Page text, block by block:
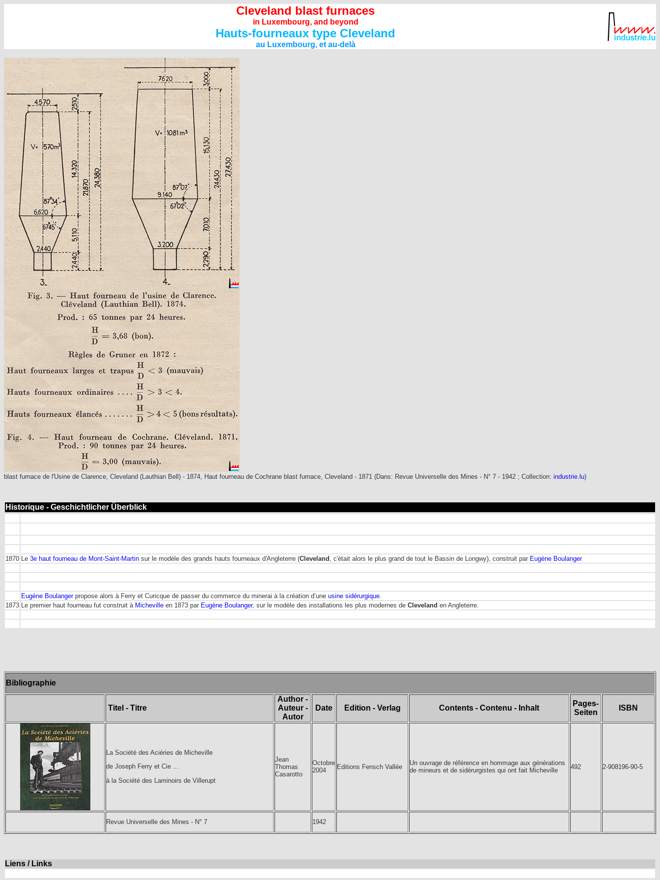
Cleveland blast furnaces
in Luxembourg, and beyond
Hauts-fourneaux type Cleveland
au Luxembourg, et au-delà
blast furnace de l'Usine de Clarence, Cleveland (Lauthian Bell) - 1874, Haut fourneau de Cochrane blast furnace, Cleveland - 1871 (Dans: Revue Universelle des Mines - N° 7 - 1942 ; Collection: industrie.lu)
Historique - Geschichtlicher Überblick
1870 Le 3e haut fourneau de Mont-Saint-Martin sur le modèle des grands hauts fourneaux d'Angleterre (Cleveland , c'était alors le plus grand de tout le Bassin de Longwy), construit par Eugène Boulanger
Eugène Boulangerpropose alors à Ferry et Curicque de passer du commerce du minerai à la création d’une usine sidérurgique.
1873 Le premier haut fourneau fut construit à Micheville en 1873 par Eugène Boulanger, sur le modèle des installations les plus modernes de Cleveland en Angleterre.
Bibliographie
Titel - Titre
Author -
Auteur -
Autor
Date Edition - Verlag Contents - Contenu - Inhalt
Pages-
Seiten
ISBN
La Société des Aciéries de Micheville
de Joseph Ferry et Cie ...
à la Société des Laminoirs de Villerupt
Jean
Thomas
Casarotto
Octobre
2004
Editions Fensch Vallée
Un ouvrage de référence en hommage aux générations
de mineurs et de sidérurgistes qui ont fait Micheville
492 2-908196-90-5
Revue Universelle des Mines - N° 7 1942
Liens / Links